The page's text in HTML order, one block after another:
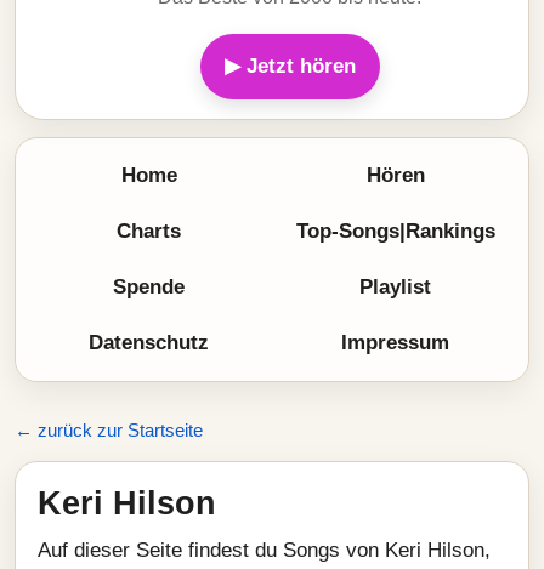
▶ Jetzt hören
Home Hören
Charts Top-Songs|Rankings
Spende Playlist
Datenschutz Impressum
← zurück zur Startseite
Keri Hilson
Auf dieser Seite findest du Songs von Keri Hilson,